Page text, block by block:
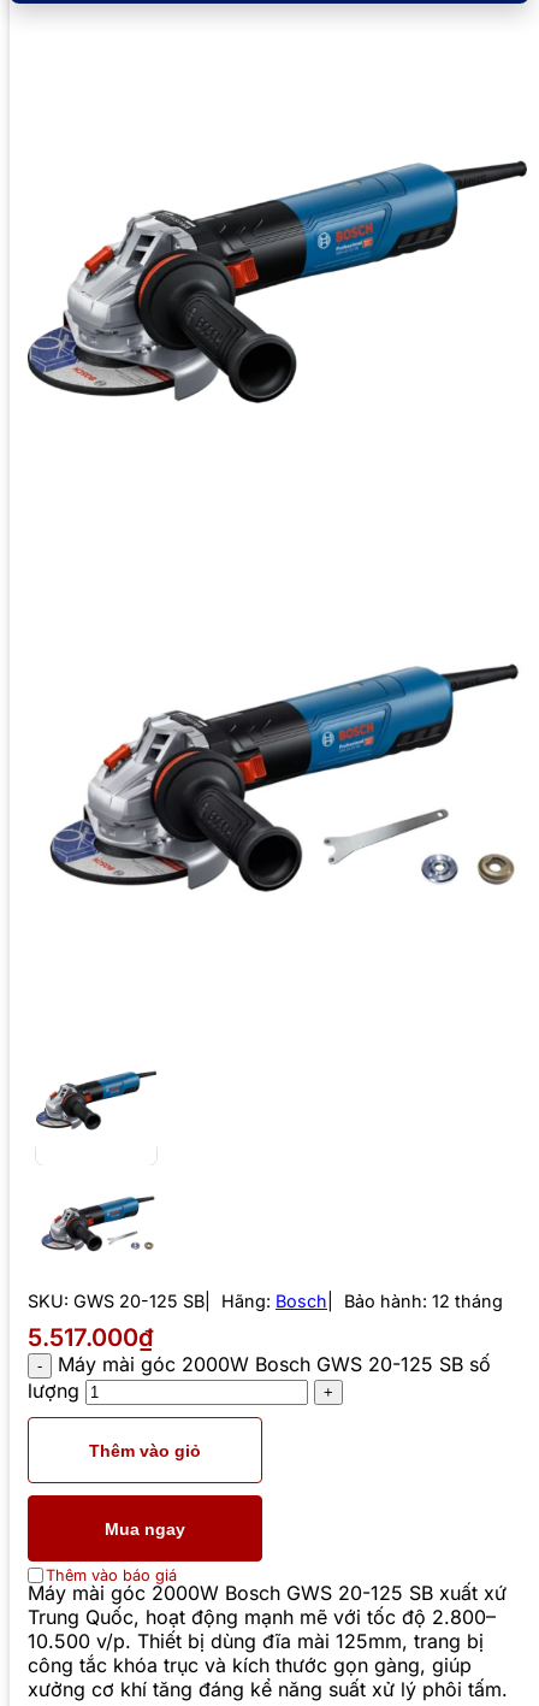
SKU: GWS 20-125 SB Hãng: Bosch Bảo hành: 12 tháng
5.517.000₫
Máy mài góc 2000W Bosch GWS 20-125 SB số
lượng
Thêm vào giỏ
Mua ngay
Thêm vào báo giá
Máy mài góc 2000W Bosch GWS 20-125 SB xuất xứ
Trung Quốc, hoạt động mạnh mẽ với tốc độ 2.800–
10.500 v/p. Thiết bị dùng đĩa mài 125mm, trang bị
công tắc khóa trục và kích thước gọn gàng, giúp
xưởng cơ khí tăng đáng kể năng suất xử lý phôi tấm.